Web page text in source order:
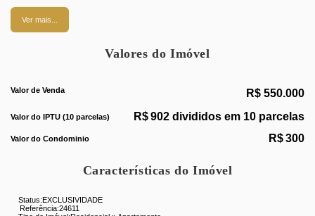
amplo apartamento duplex oferece espaços generosos,
excelente distribuição e uma charmosa área externa.
ornamental e viveiro;
Sala confortável;
Varandão;
Ver mais...
Valores do Imóvel
R$ 550.000
Valor de Venda
Valor do IPTU (10 parcelas) R$902 divididos em 10 parcelas
Valor do Condominio R$300
Características do Imóvel
Status:EXCLUSIVIDADE
Referência:24611